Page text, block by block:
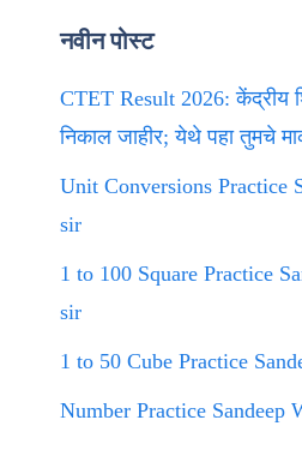
नवीन पोस्ट
CTET Result 2026: केंद्रीय
निकाल जाहीर; येथे पहा तुमचे
Unit Conversions Practice
sir
1 to 100 Square Practice
sir
1 to 50 Cube Practice
Number Practice Sandeep